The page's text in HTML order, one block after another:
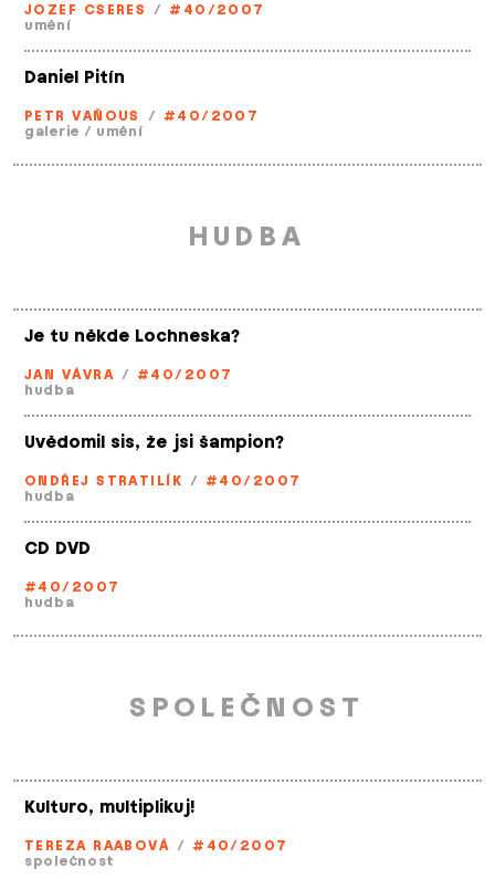
JOZEF CSERES / #40/2007
umění
Daniel Pitín
PETR VAŇOUS / #40/2007
galerie / umění
HUDBA
Je tu někde Lochneska?
JAN VÁVRA / #40/2007
hudba
Uvědomil sis, že jsi šampion?
ONDŘEJ STRATILÍK / #40/2007
hudba
CD DVD
#40/2007
hudba
SPOLEČNOST
Kulturo, multiplikuj!
TEREZA RAABOVÁ / #40/2007
společnost